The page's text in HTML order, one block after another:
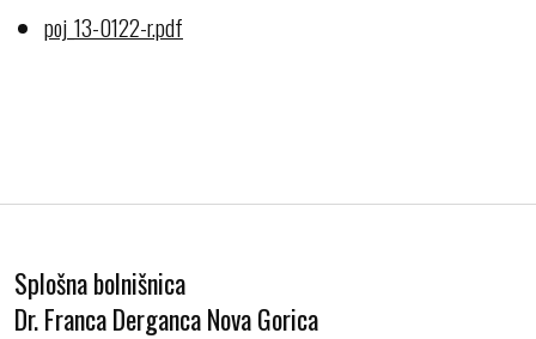
poj_13-0122-r.pdf
Splošna bolnišnica
Dr. Franca Derganca Nova Gorica